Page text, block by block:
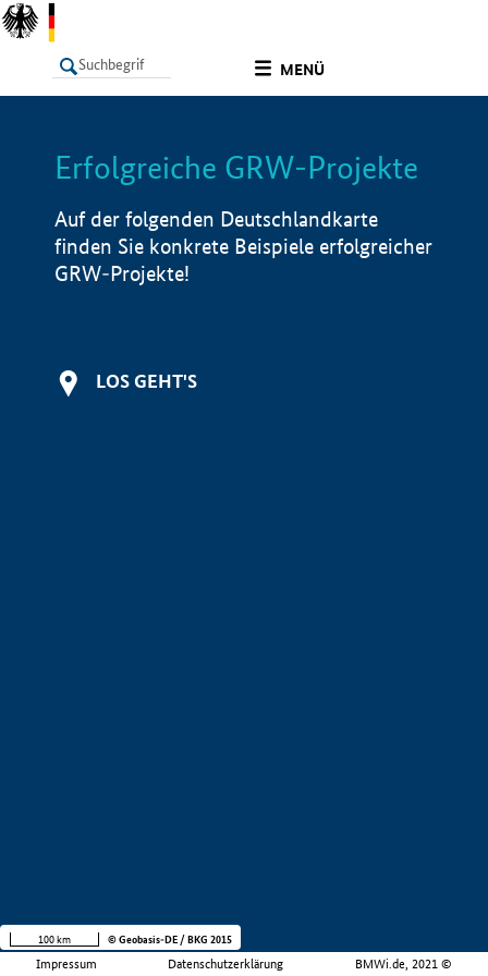
MENÜ
LISTE Info
Erfolgreiche GRW-Projekte
Auf der folgenden Deutschlandkarte
finden Sie konkrete Beispiele erfolgreicher
GRW-Projekte!
LOS GEHT'S
Impressum Datenschutzerklärung BMWi.de, 2021 ©
100 km © Geobasis-DE / BKG 2015